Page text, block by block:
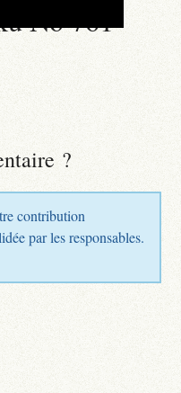
No 761
?
contribution
par les responsables.